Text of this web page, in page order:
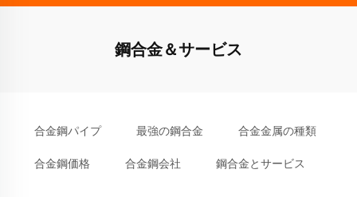
鋼合金＆サービス
合金鋼パイプ 最強の鋼合金 合金金属の種類
合金鋼価格 合金鋼会社 鋼合金とサービス